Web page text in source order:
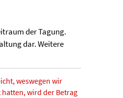
der Tagung.
dar. Weitere
weswegen wir
wird der Betrag